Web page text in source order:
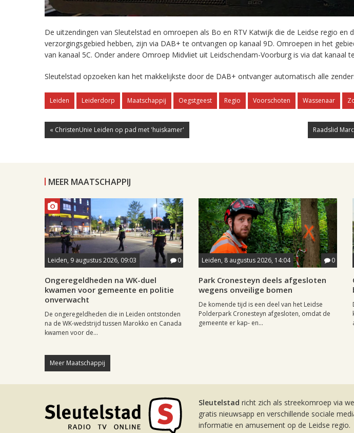
De uitzendingen van Sleutelstad en omroepen als Bo en RTV Katwijk die de Leidse regio en
verzorgingsgebied hebben, zijn via DAB+ te ontvangen op kanaal 9D. Omroepen in het
van kanaal 5C. Onder andere Omroep Midvliet uit Leidschendam-Voorburg is via dat kanaal
Sleutelstad opzoeken kan het makkelijkste door de DAB+ ontvanger automatisch alle
Leiden Leiderdorp Maatschappij Oegstgeest Regio Voorschoten Wassenaar
« ChristenUnie Leiden op pad met 'huiskamer' Raadslid
MEER MAATSCHAPPIJ
Leiden, 9 augustus 2026, 09:03 0
Ongeregeldheden na WK-duel
kwamen voor gemeente en politie
onverwacht
De ongeregeldheden die in Leiden ontstonden
na de WK-wedstrijd tussen Marokko en Canada
kwamen voor de...
Leiden, 8 augustus 2026, 14:04 0
Park Cronesteyn deels afgesloten
wegens onveilige bomen
De komende tijd is een deel van het Leidse
Polderpark Cronesteyn afgesloten, omdat de
gemeente er kap- en...
Meer Maatschappij
Sleutelstad richt zich als streekomroep via
gratis nieuwsapp en verschillende sociale
informatie en amusement op de Leidse regio.